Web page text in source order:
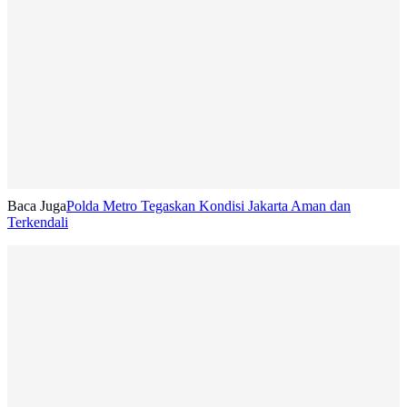
Baca JugaPolda Metro Tegaskan Kondisi Jakarta Aman dan
Terkendali